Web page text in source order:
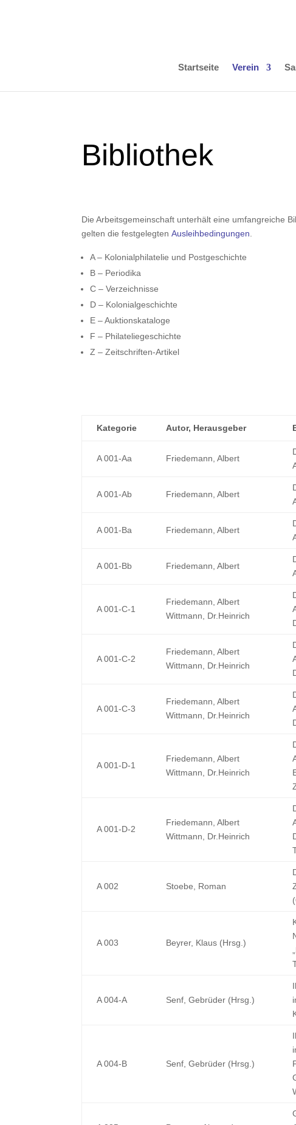
Startseite Verein
Bibliothek
Die Arbeitsgemeinschaft unterhält eine umfangreiche
gelten die festgelegten Ausleihbedingungen.
A – Kolonialphilatelie und Postgeschichte
B – Periodika
C – Verzeichnisse
D – Kolonialgeschichte
E – Auktionskataloge
F – Philateliegeschichte
Z – Zeitschriften-Artikel
Kategorie Autor, Herausgeber
A 001-Aa Friedemann, Albert
A 001-Ab Friedemann, Albert
A 001-Ba Friedemann, Albert
A 001-Bb Friedemann, Albert
A 001-C-1
Friedemann, Albert
Wittmann, Dr.Heinrich
A 001-C-2
Friedemann, Albert
Wittmann, Dr.Heinrich
A 001-C-3
Friedemann, Albert
Wittmann, Dr.Heinrich
A 001-D-1
Friedemann, Albert
Wittmann, Dr.Heinrich
A 001-D-2
Friedemann, Albert
Wittmann, Dr.Heinrich
A 002 Stoebe, Roman
A 003 Beyrer, Klaus (Hrsg.)
A 004-A Senf, Gebrüder (Hrsg.)
A 004-B Senf, Gebrüder (Hrsg.)